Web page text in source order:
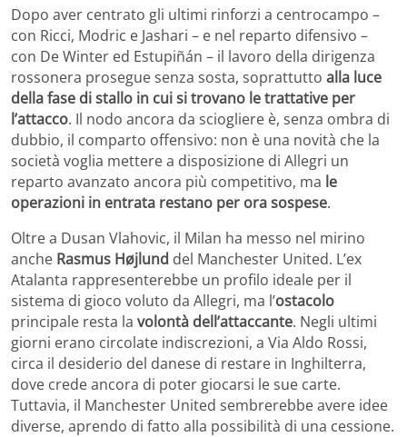
Dopo aver centrato gli ultimi rinforzi a centrocampo –
con Ricci, Modric e Jashari – e nel reparto difensivo –
con De Winter ed Estupiñán – il lavoro della dirigenza
rossonera prosegue senza sosta, soprattutto alla luce
della fase di stallo in cui si trovano le trattative per
l’attacco. Il nodo ancora da sciogliere è, senza ombra di
dubbio, il comparto offensivo: non è una novità che la
società voglia mettere a disposizione di Allegri un
reparto avanzato ancora più competitivo, ma le
operazioni in entrata restano per ora sospese.
Oltre a Dusan Vlahovic, il Milan ha messo nel mirino
anche Rasmus Højlund del Manchester United. L’ex
Atalanta rappresenterebbe un profilo ideale per il
sistema di gioco voluto da Allegri, ma l’ostacolo
principale resta la volontà dell’attaccante. Negli ultimi
giorni erano circolate indiscrezioni, a Via Aldo Rossi,
circa il desiderio del danese di restare in Inghilterra,
dove crede ancora di poter giocarsi le sue carte.
Tuttavia, il Manchester United sembrerebbe avere idee
diverse, aprendo di fatto alla possibilità di una cessione.